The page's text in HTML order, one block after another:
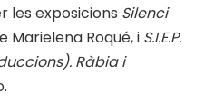
les exposicions Silenci
Marielena Roqué, i S.I.E.P.
Ràbia i